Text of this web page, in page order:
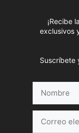
¡Recibe
exclusivos
Suscríbete
electrónico